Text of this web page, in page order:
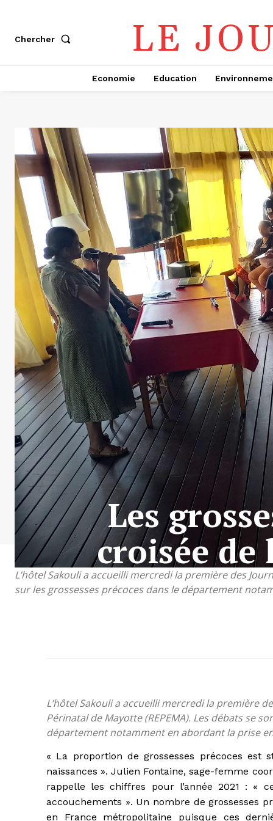
Chercher LE
Economie Education
L’hôtel Sakouli a accueilli mercredi la première des
sur les grossesses précoces dans le département
Les
croisée de
L’hôtel Sakouli a accueilli mercredi la première
Périnatal de Mayotte (REPEMA). Les débats se
département notamment en abordant la prise
« La proportion de grossesses précoces
naissances ». Julien Fontaine, sage-femme
rappelle les chiffres pour l’année 2021 : «
accouchements ». Un nombre de grossesses
en France métropolitaine puisque ces